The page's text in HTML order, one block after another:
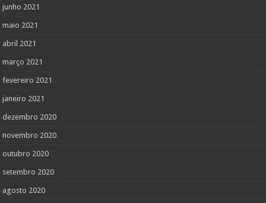
junho 2021
maio 2021
abril 2021
março 2021
fevereiro 2021
janeiro 2021
dezembro 2020
novembro 2020
outubro 2020
setembro 2020
agosto 2020